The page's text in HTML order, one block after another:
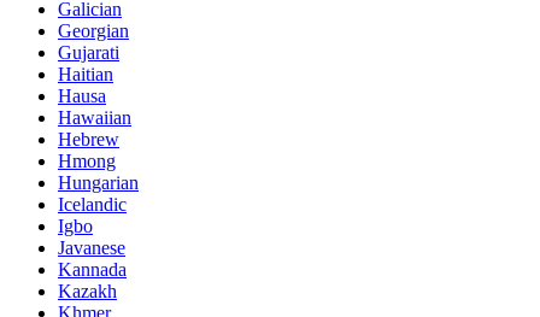
Galician
Georgian
Gujarati
Haitian
Hausa
Hawaiian
Hebrew
Hmong
Hungarian
Icelandic
Igbo
Javanese
Kannada
Kazakh
Khmer